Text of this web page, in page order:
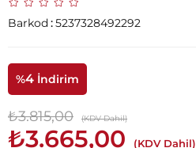
Barkod:5237328492292
%4 İndirim
₺3.815,00 (KDV Dahil)
₺3.665,00 (KDV Dahil)